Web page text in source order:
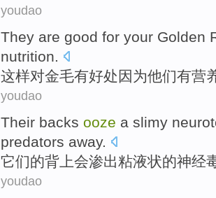
youdao
They are good for your Golden
nutrition.
这样对金毛有好处 因为他们有营
youdao
Their backs ooze a slimy
predators away.
它们的背上会渗出粘液状的神经
youdao